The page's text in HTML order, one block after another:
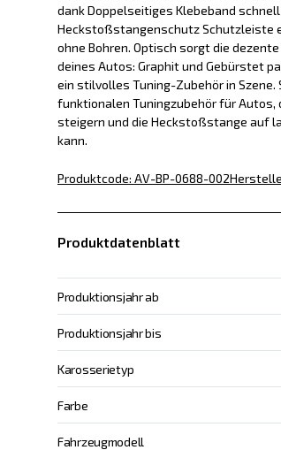
dank Doppelseitiges Klebeband
Heckstoßstangenschutz Schutzleiste
ohne Bohren. Optisch sorgt die
deines Autos: Graphit und Gebürstet
ein stilvolles Tuning-Zubehör in
funktionalen Tuningzubehör für
steigern und die Heckstoßstange auf
kann.
Produktcode: AV-BP-0688-002
Produktdatenblatt
Produktionsjahr ab
Produktionsjahr bis
Karosserietyp
Farbe
Fahrzeugmodell